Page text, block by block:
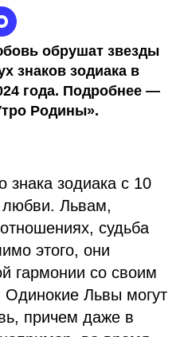
обрушат звезды
знаков зодиака в
года. Подробнее —
Родины».
знака зодиака с 10
любви. Львам,
судьба
этого, они
гармонии со своим
Львы могут
причем даже в